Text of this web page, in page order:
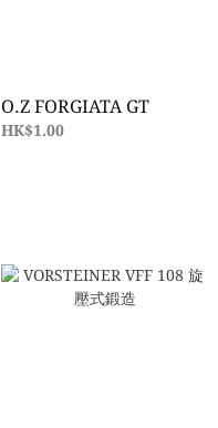
O.Z FORGIATA GT
HK$1.00